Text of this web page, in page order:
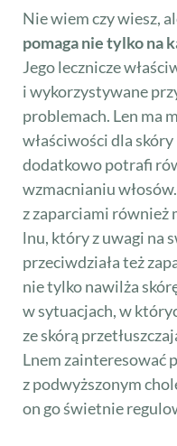
Nie wiem czy wiesz,
pomaga nie tylko na
Jego lecznicze
i wykorzystywane
problemach. Len ma
właściwości dla
dodatkowo potrafi
wzmacnianiu
z zaparciami również
lnu, który z uwagi na
przeciwdziała też
nie tylko nawilża
w sytuacjach, w
ze skórą
Lnem zainteresować
z podwyższonym
on go świetnie